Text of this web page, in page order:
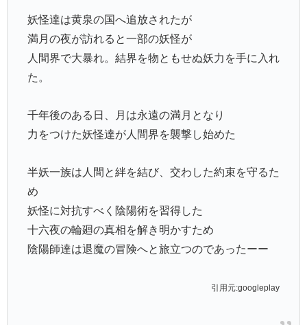
妖怪達は黄泉の国へ追放されたが
満月の夜が訪れると一部の妖怪が
人間界で大暴れ。結界を物ともせぬ妖力を手に入れ
た。
千年後のある日、月は永遠の満月となり
力をつけた妖怪達が人間界を襲撃し始めた
半妖一族は人間と絆を結び、交わした約束を守るた
め
妖怪に対抗すべく陰陽術を習得した
十六夜の輪廻の真相を解き明かすため
陰陽師達は退魔の冒険へと旅立つのであったーー